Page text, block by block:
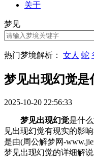
关于
梦见
热门梦境解析： 女人 蛇
梦见出现幻觉是
2025-10-20 22:56:33
梦见出现幻觉是什
见出现幻觉有现实的影
是由(周公解梦网-
梦见出现幻觉的详细解说